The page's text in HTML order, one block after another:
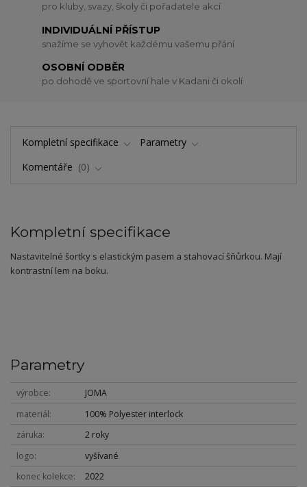
pro kluby, svazy, školy či pořadatele akcí
INDIVIDUÁLNÍ PŘÍSTUP
snažíme se vyhovět každému vašemu přání
OSOBNÍ ODBĚR
po dohodě ve sportovní hale v Kadani či okolí
Kompletní specifikace
Parametry
Komentáře
0
Kompletní specifikace
Nastavitelné šortky s elastickým pasem a stahovací šňůrkou. Mají
kontrastní lem na boku.
Parametry
výrobce
JOMA
materiál
100% Polyester interlock
záruka
2 roky
logo
vyšívané
konec kolekce
2022